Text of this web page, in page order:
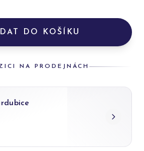
DO KOŠÍKU
NA PRODEJNÁCH